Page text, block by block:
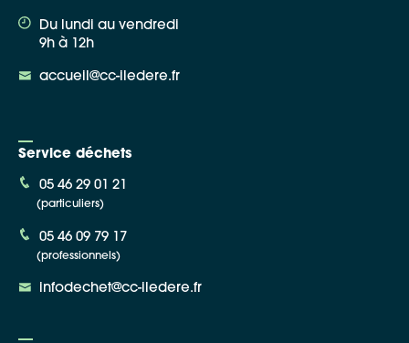
Du lundi au vendredi
9h à 12h
accueil@cc-iledere.fr
Service déchets
05 46 29 01 21
(particuliers)
05 46 09 79 17
(professionnels)
infodechet@cc-iledere.fr
Apple Plans